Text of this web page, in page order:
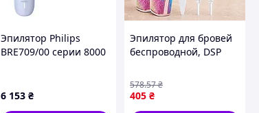
Эпилятор Philips
BRE709/00 серии 8000
6 153 ₴
Эпилятор для бровей
беспроводной, DSP
Триммер женский /
Бритва для удаления
405 ₴
578.57₴